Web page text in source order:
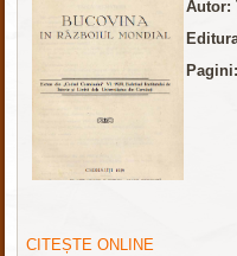
Autor:
CITEȘTE ONLINE